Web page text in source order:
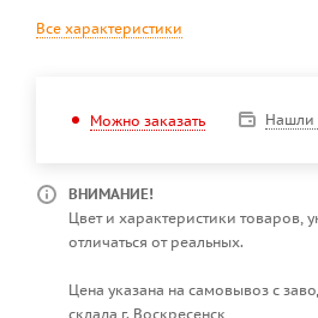
Все характеристики
Можно заказать Нашли
ВНИМАНИЕ!
Цвет и характеристики товаров,
отличаться от реальных.
Цена указана на самовывоз с
склада г. Воскресенск